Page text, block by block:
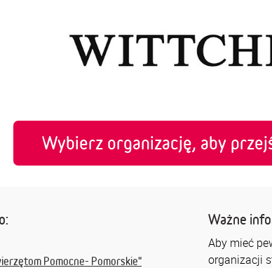
Wybierz organizację, aby
Pomocne- Pomorskie"
Ważne
Aby mieć
organizacji